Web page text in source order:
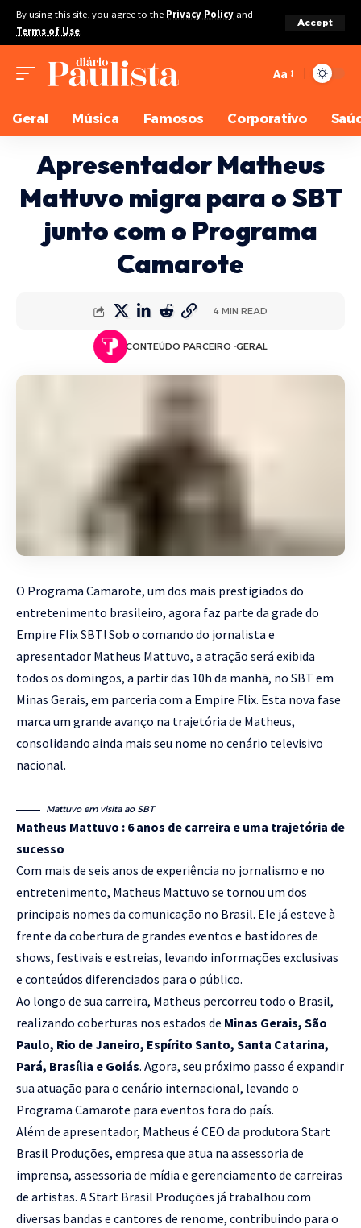
By using this site, you agree to the Privacy Policy and
Terms of Use.
Accept
Aa
Geral Música Famosos Corporativo
Apresentador Matheus
Mattuvo migra para o SBT
junto com o Programa
Camarote
CONTEÚDO PARCEIRO GERAL
4 MIN READ
O Programa Camarote, um dos mais prestigiados do
entretenimento brasileiro, agora faz parte da grade do
Empire Flix SBT! Sob o comando do jornalista e
apresentador Matheus Mattuvo, a atração será exibida
todos os domingos, a partir das 10h da manhã, no SBT em
Minas Gerais, em parceria com a Empire Flix. Esta nova fase
marca um grande avanço na trajetória de Matheus,
consolidando ainda mais seu nome no cenário televisivo
nacional.
Mattuvo em visita ao SBT
Matheus Mattuvo : 6 anos de carreira e uma trajetória de
sucesso
Com mais de seis anos de experiência no jornalismo e no
entretenimento, Matheus Mattuvo se tornou um dos
principais nomes da comunicação no Brasil. Ele já esteve à
frente da cobertura de grandes eventos e bastidores de
shows, festivais e estreias, levando informações exclusivas
e conteúdos diferenciados para o público.
Ao longo de sua carreira, Matheus percorreu todo o Brasil,
realizando coberturas nos estados de Minas Gerais, São
Paulo, Rio de Janeiro, Espírito Santo, Santa Catarina,
Pará, Brasília e Goiás. Agora, seu próximo passo é expandir
sua atuação para o cenário internacional, levando o
Programa Camarote para eventos fora do país.
Além de apresentador, Matheus é CEO da produtora Start
Brasil Produções, empresa que atua na assessoria de
imprensa, assessoria de mídia e gerenciamento de carreiras
de artistas. A Start Brasil Produções já trabalhou com
diversas bandas e cantores de renome, contribuindo para o